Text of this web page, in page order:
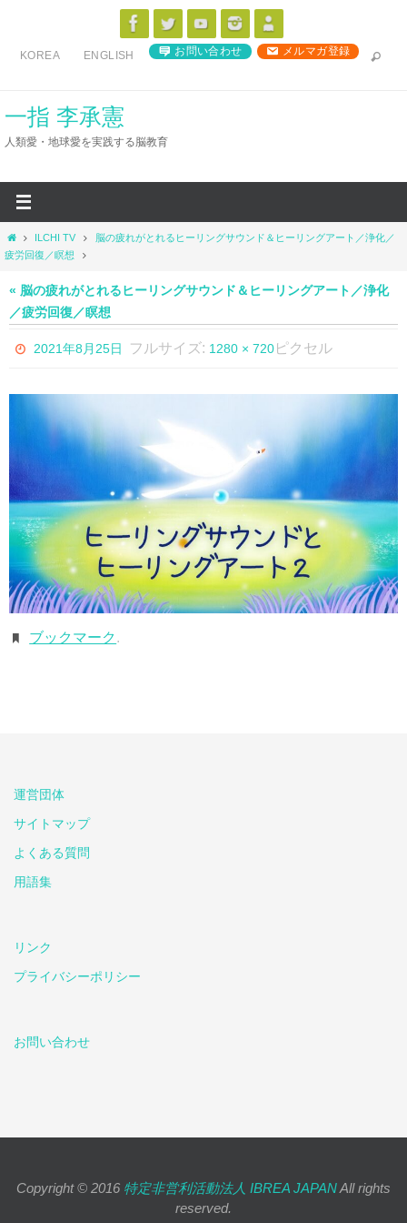
ス
KOREA ENGLISH お問い合わせ メルマガ登録
一指 李承憲
人類愛・地球愛を実践する脳教育
ホ
ー
ILCHI TV
脳の疲れがとれるヒーリングサウンド＆ヒーリングアート／浄化／
疲労回復／瞑想
« 脳の疲れがとれるヒーリングサウンド＆ヒーリングアート／浄化
／疲労回復／瞑想
2021年8月25日 フルサイズ: 1280 × 720ピクセル
ブックマーク .
運営団体
サイトマップ
よくある質問
用語集
リンク
プライバシーポリシー
お問い合わせ
Copyright © 2016 特定非営利活動法人 IBREA JAPANAll rights
reserved.